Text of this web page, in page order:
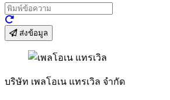
ส่งข้อมูล
บริษัท เพลโอเน แทรเวิล จำกัด